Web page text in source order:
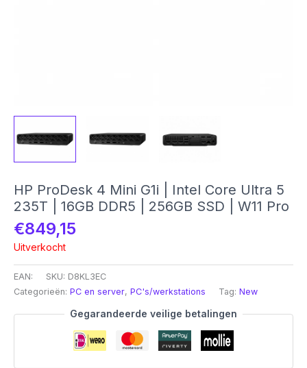
HP ProDesk 4 Mini G1i | Intel Core Ultra 5
235T | 16GB DDR5 | 256GB SSD | W11 Pro
€849,15
Uitverkocht
EAN: SKU: D8KL3EC
Categorieën: PC en server, PC's/werkstations Tag: New
Gegarandeerde veilige betalingen